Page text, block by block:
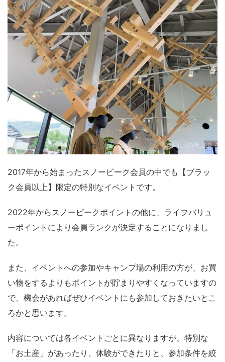
2017年から始まったスノーピーク会員の中でも【ブラッ
ク会員以上】限定の特別なイベントです。
2022年からスノーピークポイントの他に、ライフバリュ
ーポイントにより会員ランクが決定することになりまし
た。
また、イベントへの参加やキャンプ場の利用の方が、お買
い物をするよりもポイントが貯まりやすくなっていますの
で、機会があればぜひイベントにも参加しておきたいとこ
ろかと思います。
内容については各イベントごとに異なりますが、特別な
「お土産」があったり、体験ができたりと、参加条件を絞